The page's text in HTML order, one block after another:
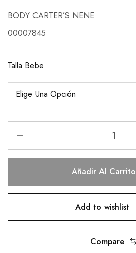
BODY CARTER’S NENE
00007845
Talla Bebe
Añadir Al Carrito
Add to wishlist
Compare